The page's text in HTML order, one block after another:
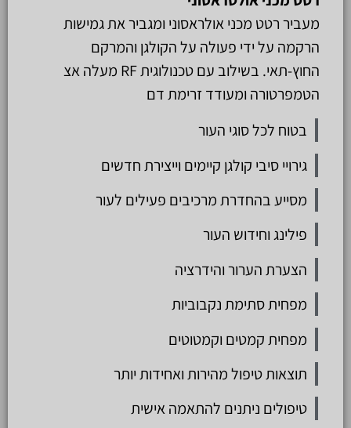
מעביר רטט מכני אולראסוני ומגביר את גמישות
הרקמה על ידי פעולה על הקולגן והמרקם
החוץ-תאי. בשילוב עם טכנולוגית RF מעלה אצ
הטמפרטורה ומעודד זרימת דם
בטוח לכל סוגי העור
גירויי סיבי קולגן קיימים וייצירת חדשים
מסייע בהחדרת מרכיבים פעילים לעור
פילינג וחידוש העור
הצערת הערור והידרציה
מפחית סתימת נקבוביות
מפחית קמטים וקמטוטים
תוצאות טיפול מהירות ואחידות יותר
טיפולים ניתנים להתאמה אישית